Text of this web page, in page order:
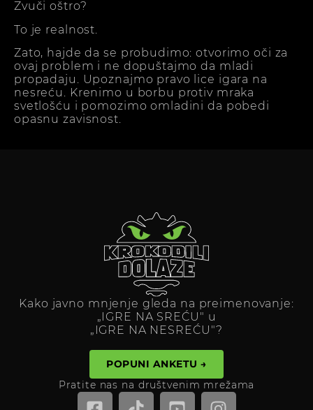
Zvuči oštro?
To je realnost.
Zato, hajde da se probudimo: otvorimo oči za
ovaj problem i ne dopuštajmo da mladi
propadaju. Upoznajmo pravo lice igara na
nesreću. Krenimo u borbu protiv mraka
svetlošću i pomozimo omladini da pobedi
opasnu zavisnost.
Kako javno mnjenje gleda na preimenovanje:
„IGRE NA SREĆU" u
„IGRE NA NESREĆU"?
POPUNI ANKETU →
Pratite nas na društvenim mrežama